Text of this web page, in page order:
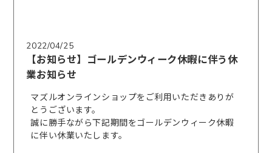
2022/04/25
【お知らせ】ゴールデンウィーク休暇に伴う休
業お知らせ
マズルオンラインショップをご利用いただきありが
とうございます。
誠に勝手ながら下記期間をゴールデンウィーク休暇
に伴い休業いたします。